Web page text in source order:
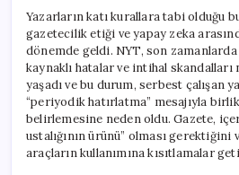
Yazarların katı kurallara tabi olduğu
gazetecilik etiği ve yapay zeka
dönemde geldi. NYT, son zamanlarda
kaynaklı hatalar ve intihal
yaşadı ve bu durum, serbest çalışan
“periyodik hatırlatma” mesajıyla
belirlemesine neden oldu. Gazete,
ustalığının ürünü” olması
araçların kullanımına kısıtlamalar